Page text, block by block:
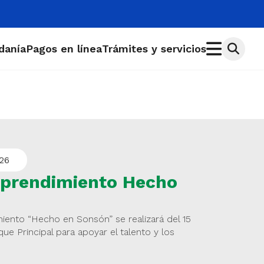
Pagos en líneaTrámites y servicios
Hecho
“Hecho en Sonsón” se realizará del 15
Principal para apoyar el talento y los